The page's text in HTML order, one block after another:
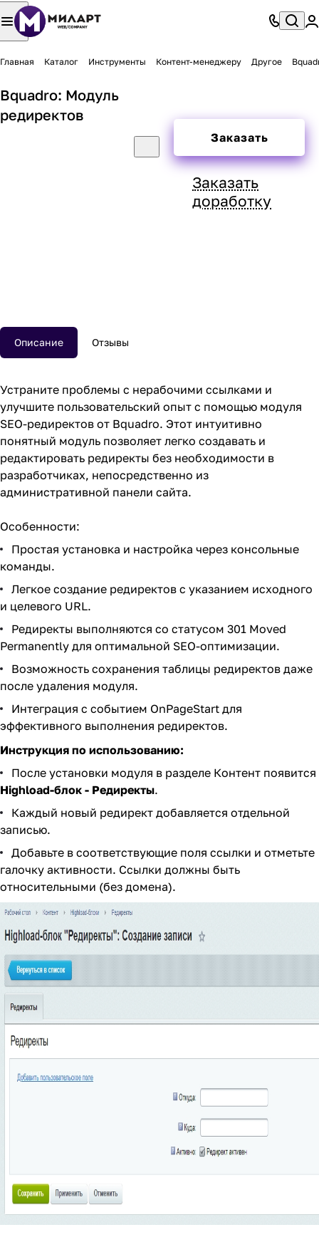
Главная Каталог Инструменты Контент-менеджеру Другое
Bquadro: Модуль
редиректов
Заказать
Заказать
доработку
Описание Отзывы
Устраните проблемы с нерабочими ссылками и
улучшите пользовательский опыт с помощью модуля
SEO-редиректов от Bquadro. Этот интуитивно
понятный модуль позволяет легко создавать и
редактировать редиректы без необходимости в
разработчиках, непосредственно из
административной панели сайта.
Особенности:
Простая установка и настройка через консольные
команды.
Легкое создание редиректов с указанием исходного
и целевого URL.
Редиректы выполняются со статусом 301 Moved
Permanently для оптимальной SEO-оптимизации.
Возможность сохранения таблицы редиректов даже
после удаления модуля.
Интеграция с событием OnPageStart для
эффективного выполнения редиректов.
Инструкция по использованию:
После установки модуля в разделе Контент появится
Highload-блок - Редиректы.
Каждый новый редирект добавляется отдельной
записью.
Добавьте в соответствующие поля ссылки и отметьте
галочку активности. Ссылки должны быть
относительными (без домена).